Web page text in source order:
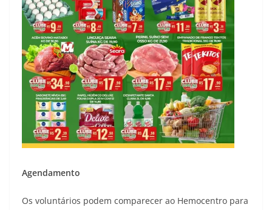
Agendamento
Os voluntários podem comparecer ao Hemocentro para